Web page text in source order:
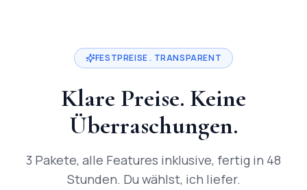
FESTPREISE . TRANSPARENT
Klare Preise. Keine
Überraschungen.
3 Pakete, alle Features inklusive, fertig in 48
Stunden. Du wählst, ich liefer.